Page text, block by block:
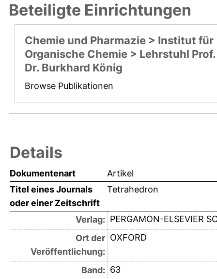
Beteiligte Einrichtungen
Chemie und Pharmazie > Institut für
Organische Chemie > Lehrstuhl Prof.
Dr. Burkhard König
Browse Publikationen
Details
Dokumentenart
Artikel
Titel eines Journals
oder einer Zeitschrift
Tetrahedron
Verlag: PERGAMON-ELSEVIER
Ort der
Veröffentlichung:
OXFORD
Band: 63